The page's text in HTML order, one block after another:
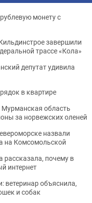
монету с
завершили
трассе «Кола»
депутат удивила
в квартире
область
за норвежских оленей
назвали
на Комсомольской
рассказала, почему в
интернет
ветеринар объяснила,
и собак